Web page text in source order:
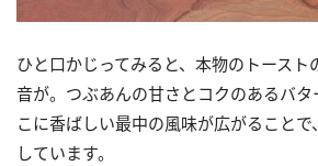
ひと口かじってみると、本物のトースト
音が。つぶあんの甘さとコクのあるバ
こに香ばしい最中の風味が広がること
しています。